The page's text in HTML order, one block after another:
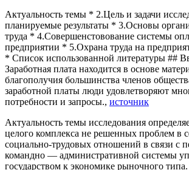
Актуальность темы * 2.Цель и задачи
планируемые результаты * 3.Основы
труда * 4.Совершенстовование системы
предприятии * 5.Охрана труда на
* Список использованной литературы ##
Заработная плата находится в основе
благополучия большинства членов
заработной платы люди удовлетворяют
потребности и запросы., источник
Актуальность темы исследования
целого комплекса не решенных проблем в
социально-трудовых отношений в связи с
командно — административной системы
государством к экономике рыночного